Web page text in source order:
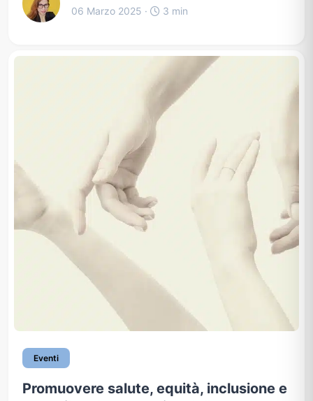
06 Marzo 2025 ·
3 min
Eventi
Promuovere salute, equità, inclusione e